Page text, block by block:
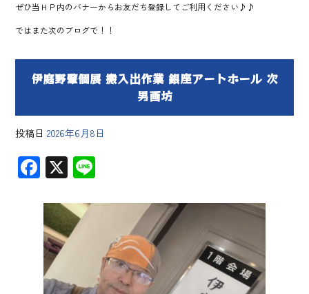
ぜひ当ＨＰ内のバナーからお友だち登録してご利用ください♪♪
ではまた次のブログで！！
伊庭野肇個展 搬入出作業 銀座アートホール 次
男画坊
投稿日 2026年6月8日
F
ac
e
b
o
ok
X